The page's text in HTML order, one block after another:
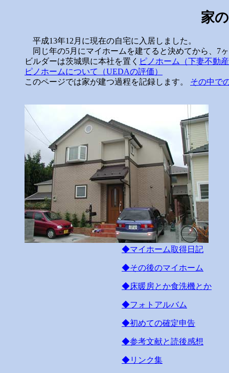
家
平成13年12月に現在の自宅に入居しました。
同じ年の5月にマイホームを建てると決めてから、7
ビルダーは茨城県に本社を置く ピノホーム（下妻不動
ピノホームについて（UEDAの評価）
このページでは家が建つ過程を記録します。 その中で
◆マイホーム取得日記
◆その後のマイホーム
◆床暖房とか食洗機とか
◆フォトアルバム
◆初めての確定申告
◆参考文献と読後感想
◆リンク集